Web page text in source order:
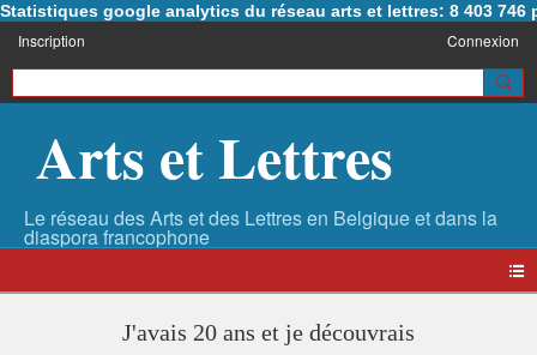
Statistiques google analytics du réseau arts et lettres: 8 403 746
Inscription Connexion
Arts et Lettres
J'avais 20 ans et je découvrais